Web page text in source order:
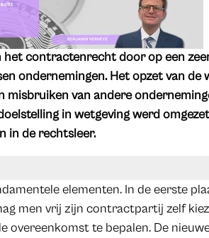
het contractenrecht door op een
ondernemingen. Het opzet van de
misbruiken van andere
in wetgeving werd
in de rechtsleer.
elementen. In de eerste
men vrij zijn contractpartij zelf
overeenkomst te bepalen. De